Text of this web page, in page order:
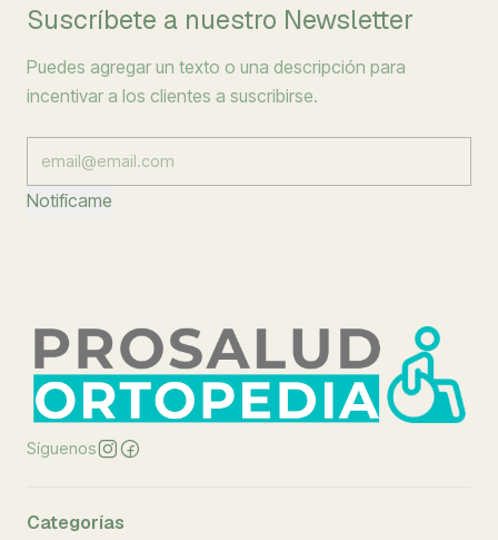
Suscríbete a nuestro Newsletter
Puedes agregar un texto o una descripción para
incentivar a los clientes a suscribirse.
Notifícame
Síguenos
Categorías